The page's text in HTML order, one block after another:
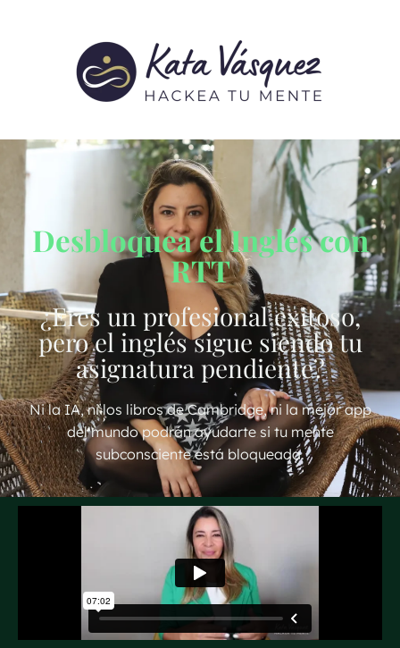
Desbloquea el Inglés con
RTT
¿Eres un profesional exitoso,
pero el inglés sigue siendo tu
asignatura pendiente?
Ni la IA, ni los libros de Cambridge, ni la mejor app
del mundo podrán ayudarte si tu mente
subconsciente está bloqueada.